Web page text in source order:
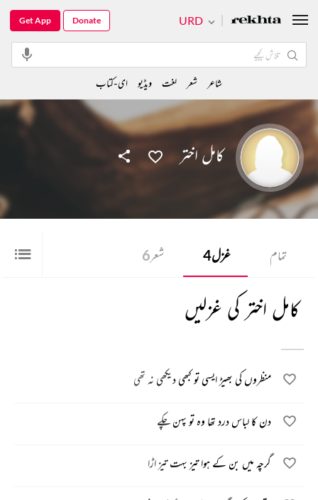
کامل اختر
تمام غزل4 شعر6
کامل اختر کی غزلیں
منظروں کی بھیڑ ایسی تو کبھی دیکھی نہ تھی
دن کا لباس درد تھا وہ تو پہن چکے
گرچہ میں بن کے ہوا تیز بہت تیز اڑا
URD
Get App Donate
شاعر شعر لغت ویڈیو ای-کتاب